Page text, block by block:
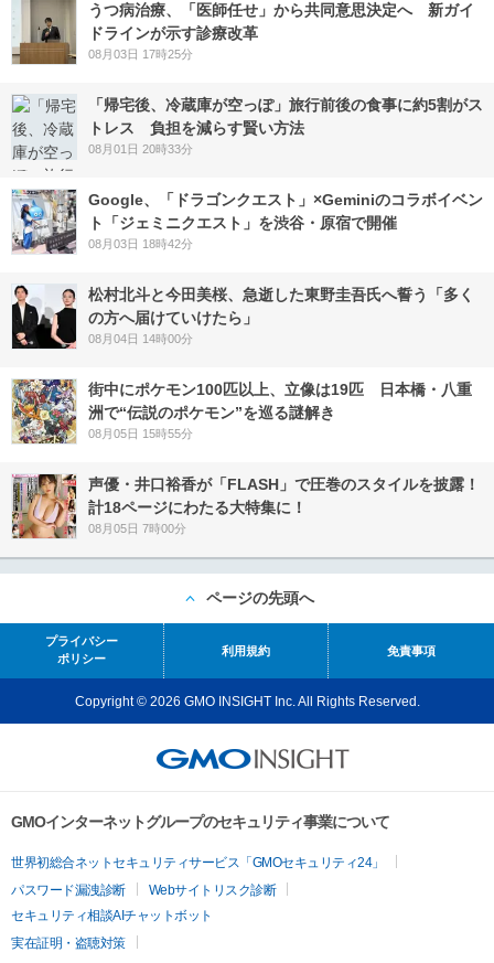
うつ病治療、「医師任せ」から共同意思決定へ 新ガイ
ドラインが示す診療改革
08月03日 17時25分
「帰宅後、冷蔵庫が空っぽ」旅行前後の食事に約5割がス
トレス 負担を減らす賢い方法
08月01日 20時33分
Google、「ドラゴンクエスト」×Geminiのコラボイベン
ト「ジェミニクエスト」を渋谷・原宿で開催
08月03日 18時42分
松村北斗と今田美桜、急逝した東野圭吾氏へ誓う「多く
の方へ届けていけたら」
08月04日 14時00分
街中にポケモン100匹以上、立像は19匹 日本橋・八重
洲で“伝説のポケモン”を巡る謎解き
08月05日 15時55分
声優・井口裕香が「FLASH」で圧巻のスタイルを披露！
計18ページにわたる大特集に！
08月05日 7時00分
ページの先頭へ
プライバシー
ポリシー
利用規約 免責事項
Copyright © 2026 GMO INSIGHT Inc. All Rights Reserved.
GMOインターネットグループのセキュリティ事業について
世界初総合ネットセキュリティサービス「GMOセキュリティ24」
パスワード漏洩診断
Webサイトリスク診断
セキュリティ相談AIチャットボット
実在証明・盗聴対策